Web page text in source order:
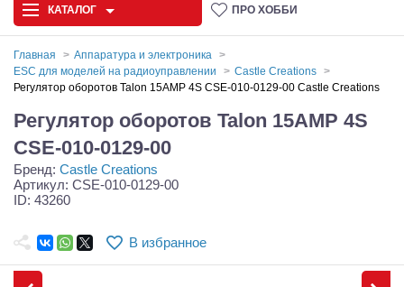
КАТАЛОГ ПРО ХОББИ
Автомодели
Запчасти и аксессуары
Игрушки
Самолеты
Квадрокоптеры
Судомодели
Главная
Аппаратура и электроника
ESC для моделей на радиоуправлении
Castle Creations
Регулятор оборотов Talon 15AMP 4S CSE-010-0129-00 Castle Creations
Регулятор оборотов Talon 15AMP 4S
CSE-010-0129-00
Бренд: Castle Creations
Артикул: CSE-010-0129-00
ID: 43260
В избранное